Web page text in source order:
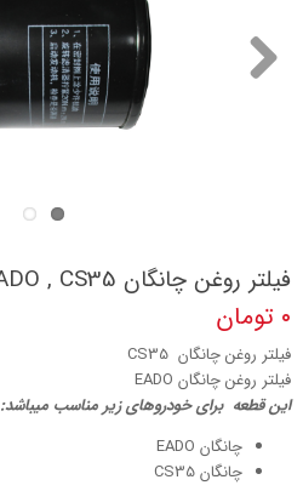
فیلتر روغن چانگان EADO , CS35
۰ تومان
فیلتر روغن چانگان CS35
فیلتر روغن چانگان EADO
این قطعه برای خودروهای زیر مناسب میباشد:
چانگان EADO
چانگان CS35